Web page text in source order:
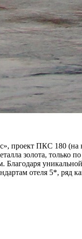
проект ПКС 180
золота, только
отеля 5*, ряд